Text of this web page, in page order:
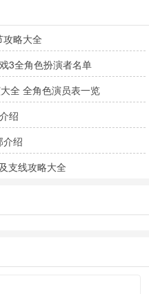
略大全
3全角色扮演者名单
全 全角色演员表一览
绍
介绍
支线攻略大全